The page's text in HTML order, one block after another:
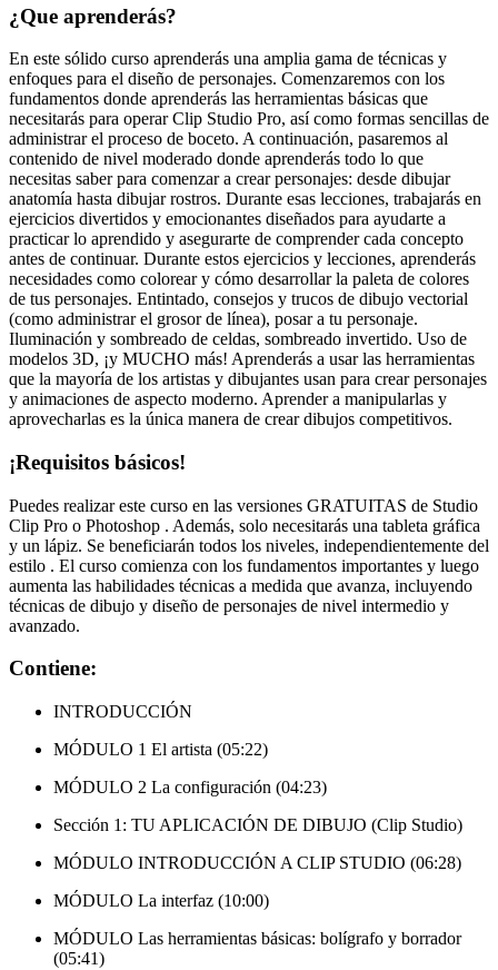
¿Que aprenderás?
En este sólido curso aprenderás una amplia gama de técnicas y
enfoques para el diseño de personajes. Comenzaremos con los
fundamentos donde aprenderás las herramientas básicas que
necesitarás para operar Clip Studio Pro, así como formas sencillas de
administrar el proceso de boceto. A continuación, pasaremos al
contenido de nivel moderado donde aprenderás todo lo que
necesitas saber para comenzar a crear personajes: desde dibujar
anatomía hasta dibujar rostros. Durante esas lecciones, trabajarás en
ejercicios divertidos y emocionantes diseñados para ayudarte a
practicar lo aprendido y asegurarte de comprender cada concepto
antes de continuar. Durante estos ejercicios y lecciones, aprenderás
necesidades como colorear y cómo desarrollar la paleta de colores
de tus personajes. Entintado, consejos y trucos de dibujo vectorial
(como administrar el grosor de línea), posar a tu personaje.
Iluminación y sombreado de celdas, sombreado invertido. Uso de
modelos 3D, ¡y MUCHO más! Aprenderás a usar las herramientas
que la mayoría de los artistas y dibujantes usan para crear personajes
y animaciones de aspecto moderno. Aprender a manipularlas y
aprovecharlas es la única manera de crear dibujos competitivos.
¡Requisitos básicos!
Puedes realizar este curso en las versiones GRATUITAS de Studio
Clip Pro o Photoshop . Además, solo necesitarás una tableta gráfica
y un lápiz. Se beneficiarán todos los niveles, independientemente del
estilo . El curso comienza con los fundamentos importantes y luego
aumenta las habilidades técnicas a medida que avanza, incluyendo
técnicas de dibujo y diseño de personajes de nivel intermedio y
avanzado.
Contiene:
INTRODUCCIÓN
MÓDULO 1 El artista (05:22)
MÓDULO 2 La configuración (04:23)
Sección 1: TU APLICACIÓN DE DIBUJO (Clip Studio)
MÓDULO INTRODUCCIÓN A CLIP STUDIO (06:28)
MÓDULO La interfaz (10:00)
MÓDULO Las herramientas básicas: bolígrafo y borrador
(05:41)